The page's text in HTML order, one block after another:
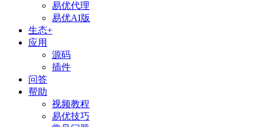
易优代理
易优AI版
生态+
应用
源码
插件
问答
帮助
视频教程
易优技巧